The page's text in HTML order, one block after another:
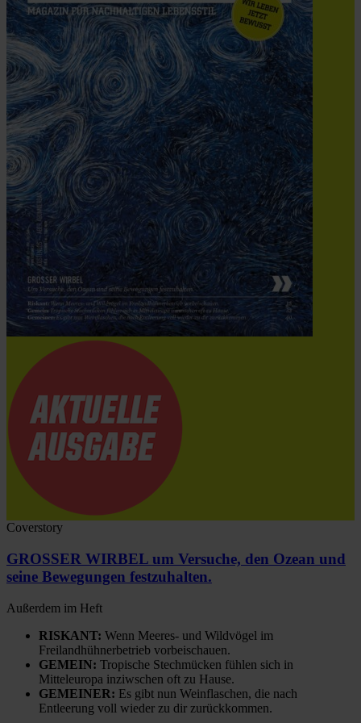
Coverstory
GROSSER WIRBEL um Versuche, den Ozean und
seine Bewegungen festzuhalten.
Außerdem im Heft
RISKANT: Wenn Meeres- und Wildvögel im
Freilandhühnerbetrieb vorbeischauen.
GEMEIN: Tropische Stechmücken fühlen sich in
Mitteleuropa inziwschen oft zu Hause.
GEMEINER: Es gibt nun Weinflaschen, die nach
Entleerung voll wieder zu dir zurückkommen.